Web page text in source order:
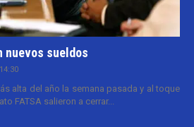
nuevos sueldos
alta del año la semana pasada y al toque
FATSA salieron a cerrar...